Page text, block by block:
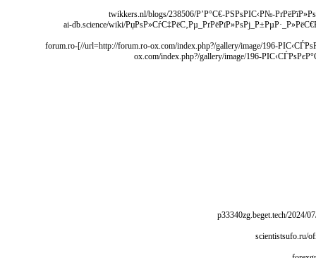
[url=http://ai-db.science/wiki/РџРѕР»СѓС‡РёС‚Рµ_РґРёРїР»РѕРј_Р±РµР·_Р»РёС€РЅРёС…_Р·Р°Р±РѕС‚_Рё_СѓСЃРёР»РёР№/]ai-db.science/wiki/
[url=http://forum.ro-ox.com/index.php?/gallery/image/196-РІС‹СЃРѕРєР°СЏ-РІРѕСЃС‚СЂРµР±РѕРІР°РЅРЅРѕСЃС‚СЊ-Рё-РїРѕРїСѓР»СЏСЂРЅРѕСЃС‚СЊ-РјР°РіР°Р·РёРЅРѕРІ-СЃ-РґРёРїР»РѕРјР°РјРё//]forum.ro-
ox.com/index.php?/gallery/image/196-